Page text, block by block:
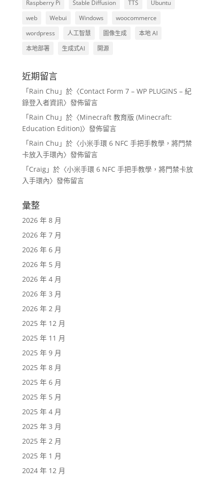
Raspberry Pi Stable Diffusion TTS
Ubuntu
web
Webui Windows
woocommerce
wordpress
人工智慧 圖像生成
本地 AI
本地部署
生成式AI 開源
近期留言
「Rain Chu 」於〈Contact Form 7 – WP PLUGINS – 紀
錄登入者資訊〉發佈留言
「Rain Chu 」於〈Minecraft 教育版 (Minecraft:
Education Edition)〉發佈留言
「Rain Chu 」於〈小米手環 6 NFC 手把手教學，將門禁
卡放入手環內〉發佈留言
「Craig」於〈小米手環 6 NFC 手把手教學，將門禁卡放
入手環內〉發佈留言
彙整
2026 年 8 月
2026 年 7 月
2026 年 6 月
2026 年 5 月
2026 年 4 月
2026 年 3 月
2026 年 2 月
2025 年 12 月
2025 年 11 月
2025 年 9 月
2025 年 8 月
2025 年 6 月
2025 年 5 月
2025 年 4 月
2025 年 3 月
2025 年 2 月
2025 年 1 月
2024 年 12 月